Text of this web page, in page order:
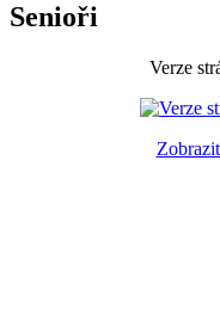
Senioři
Verze